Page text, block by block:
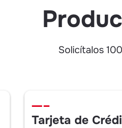
Solicítalos
Tarjeta de